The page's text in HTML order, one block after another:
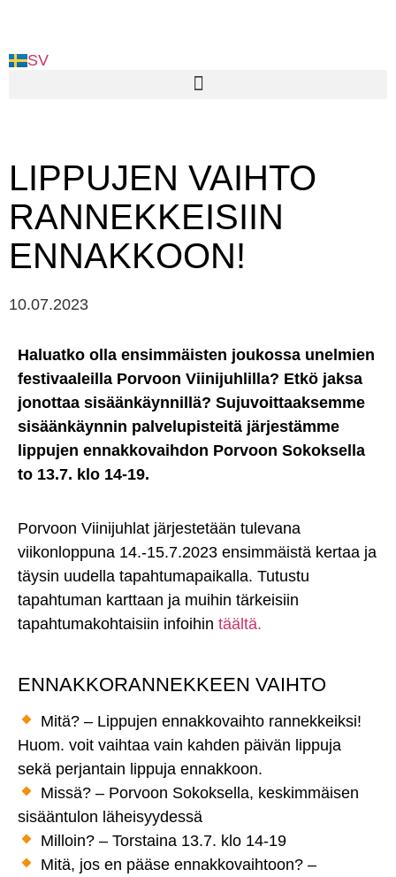
SV
LIPPUJEN VAIHTO
RANNEKKEISIIN
ENNAKKOON!
10.07.2023
Haluatko olla ensimmäisten joukossa unelmien
festivaaleilla Porvoon Viinijuhlilla? Etkö jaksa
jonottaa sisäänkäynnillä? Sujuvoittaaksemme
sisäänkäynnin palvelupisteitä järjestämme
lippujen ennakkovaihdon Porvoon Sokoksella
to 13.7. klo 14-19.
Porvoon Viinijuhlat järjestetään tulevana
viikonloppuna 14.-15.7.2023 ensimmäistä kertaa ja
täysin uudella tapahtumapaikalla. Tutustu
tapahtuman karttaan ja muihin tärkeisiin
tapahtumakohtaisiin infoihin täältä.
ENNAKKORANNEKKEEN VAIHTO
Mitä? – Lippujen ennakkovaihto rannekkeiksi!
Huom. voit vaihtaa vain kahden päivän lippuja
sekä perjantain lippuja ennakkoon.
Missä? – Porvoon Sokoksella, keskimmäisen
sisääntulon läheisyydessä
Milloin? – Torstaina 13.7. klo 14-19
Mitä, jos en pääse ennakkovaihtoon? –